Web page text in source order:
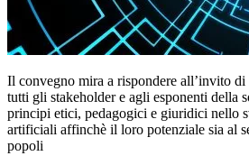
Il convegno mira a rispondere all’invito di
tutti gli stakeholder e agli esponenti della
principi etici, pedagogici e giuridici nello
artificiali affinchè il loro potenziale sia al
popoli